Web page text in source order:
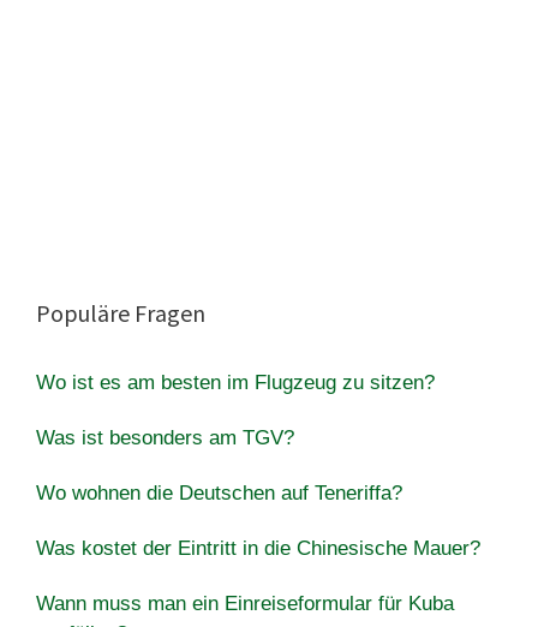
Populäre Fragen
Wo ist es am besten im Flugzeug zu sitzen?
Was ist besonders am TGV?
Wo wohnen die Deutschen auf Teneriffa?
Was kostet der Eintritt in die Chinesische Mauer?
Wann muss man ein Einreiseformular für Kuba